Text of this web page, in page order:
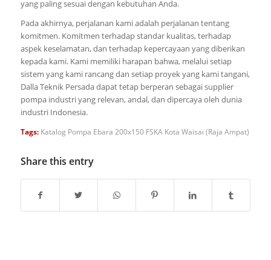
yang paling sesuai dengan kebutuhan Anda.
Pada akhirnya, perjalanan kami adalah perjalanan tentang
komitmen. Komitmen terhadap standar kualitas, terhadap
aspek keselamatan, dan terhadap kepercayaan yang diberikan
kepada kami. Kami memiliki harapan bahwa, melalui setiap
sistem yang kami rancang dan setiap proyek yang kami tangani,
Dalla Teknik Persada dapat tetap berperan sebagai supplier
pompa industri yang relevan, andal, dan dipercaya oleh dunia
industri Indonesia.
Tags: Katalog Pompa Ebara 200x150 FSKA Kota Waisai (Raja Ampat)
Share this entry